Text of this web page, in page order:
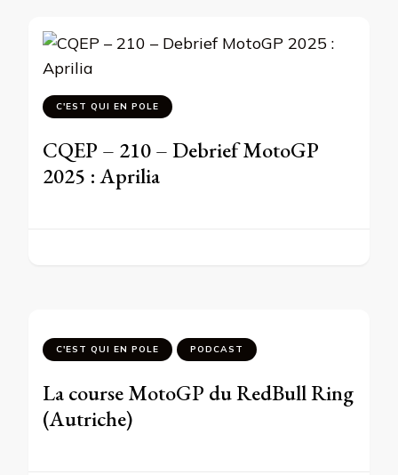
C'EST QUI EN POLE
CQEP – 210 – Debrief MotoGP
2025 : Aprilia
C'EST QUI EN POLE PODCAST
La course MotoGP du RedBull Ring
(Autriche)